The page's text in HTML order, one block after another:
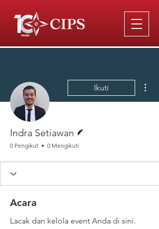
Ikuti
Indra Setiawan
0 Pengikut 0 Mengikuti
Acara
Lacak dan kelola event Anda di sini.